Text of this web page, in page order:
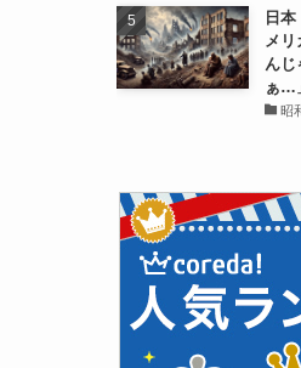
日
メ
ん
ぁ…
昭